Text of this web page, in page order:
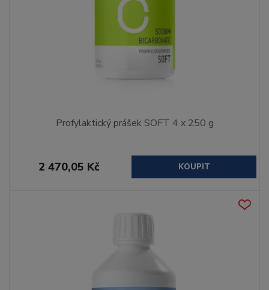
Profylaktický prášek SOFT 4 x 250 g
2 470,05 Kč KOUPIT